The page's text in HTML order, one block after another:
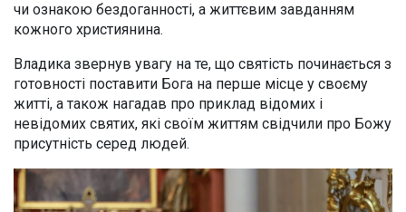
чи ознакою бездоганності, а життєвим завданням
кожного християнина.
Владика звернув увагу на те, що святість починається з
готовності поставити Бога на перше місце у своєму
житті, а також нагадав про приклад відомих і
невідомих святих, які своїм життям свідчили про Божу
присутність серед людей.